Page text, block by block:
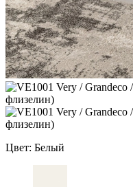
Цвет: Белый